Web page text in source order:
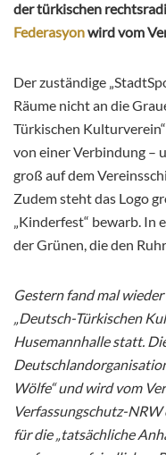
der türkischen
Federasyonwird vom
Der zuständige
Räume nicht an die
Türkischen
von einer Verbindung –
groß auf dem
Zudem steht das Logo
„Kinderfest“ bewarb.
der Grünen, die den
Gestern fand mal
„Deutsch-Türkischen
Husemannhalle statt.
Wölfe“ und wird vom
Verfassungschutz-
für die „tatsächliche